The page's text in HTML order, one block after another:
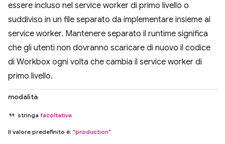
essere incluso nel service worker di primo livello o
suddiviso in un file separato da implementare insieme al
service worker. Mantenere separato il runtime significa
che gli utenti non dovranno scaricare di nuovo il codice
di Workbox ogni volta che cambia il service worker di
primo livello.
modalità
stringa facoltativa
Il valore predefinito è: "production"